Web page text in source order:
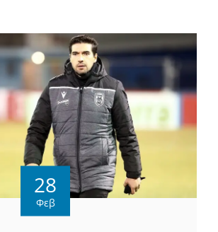
28
Φεβ